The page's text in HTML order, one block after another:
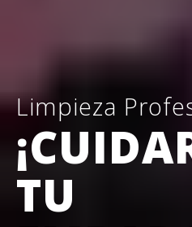
Limpieza
TU